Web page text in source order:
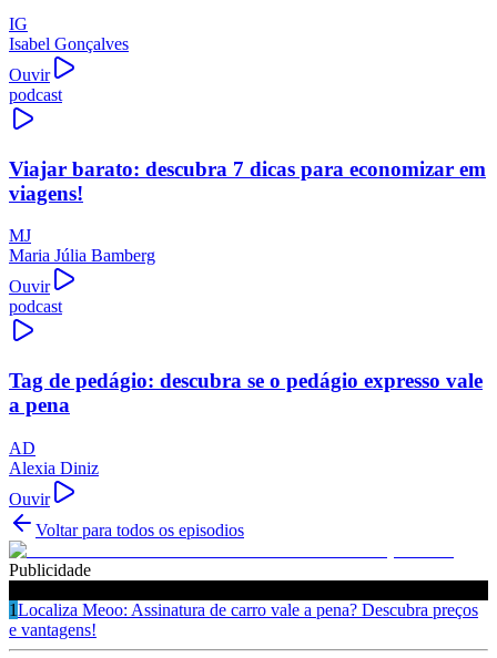
IG
Isabel Gonçalves
Ouvir
podcast
Viajar barato: descubra 7 dicas para economizar em
viagens!
MJ
Maria Júlia Bamberg
Ouvir
podcast
Tag de pedágio: descubra se o pedágio expresso vale
a pena
AD
Alexia Diniz
Ouvir
Voltar para todos os episodios
Publicidade
1Localiza Meoo: Assinatura de carro vale a pena? Descubra preços
e vantagens!